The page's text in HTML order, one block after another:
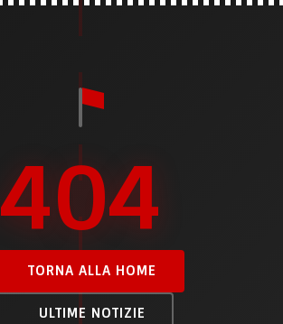
404
TORNA ALLA HOME
ULTIME NOTIZIE